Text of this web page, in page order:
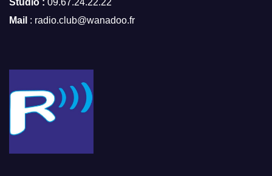
Studio : 09.67.24.22.22
Mail : radio.club@wanadoo.fr